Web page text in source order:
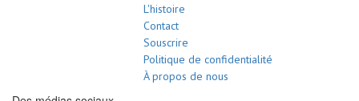
L'histoire
Contact
Souscrire
Politique de confidentialité
À propos de nous